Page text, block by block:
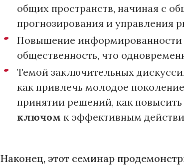
общих пространств, начиная с
прогнозирования и управления
Повышение информированности
общественность, что
Темой заключительных
как привлечь молодое
принятии решений, как
ключом к эффективным
Наконец, этот семинар